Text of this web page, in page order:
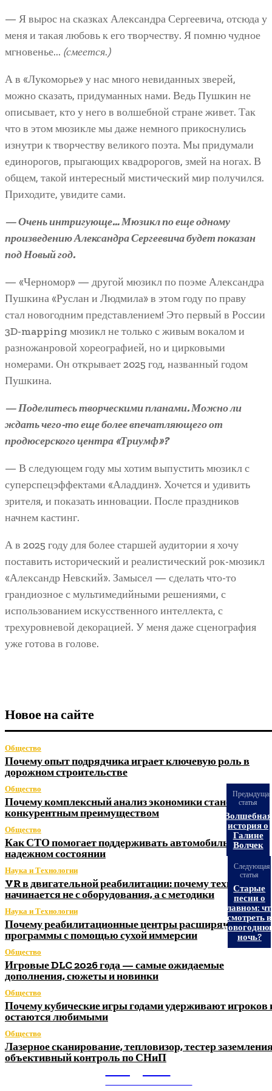
— Я вырос на сказках Александра Сергеевича, отсюда у
меня и такая любовь к его творчеству. Я помню чудное
мгновенье… (смеется.)
А в «Лукоморье» у нас много невиданных зверей,
можно сказать, придуманных нами. Ведь Пушкин не
описывает, кто у него в волшебной стране живет. Так
что в этом мюзикле мы даже немного прикоснулись
изнутри к творчеству великого поэта. Мы придумали
единорогов, прыгающих квадророгов, змей на ногах. В
общем, такой интересный мистический мир получился.
Приходите, увидите сами.
— Очень интригующе… Мюзикл по еще одному
произведению Александра Сергеевича будет показан
под Новый год.
— «Черномор» — другой мюзикл по поэме Александра
Пушкина «Руслан и Людмила» в этом году по праву
стал новогодним представлением! Это первый в России
3D-mapping мюзикл не только с живым вокалом и
разножанровой хореографией, но и цирковыми
номерами. Он открывает 2025 год, названный годом
Пушкина.
— Поделитесь творческими планами. Можно ли
ждать чего-то еще более впечатляющего от
продюсерского центра «Триумф»?
— В следующем году мы хотим выпустить мюзикл с
суперспецэффектами «Аладдин». Хочется и удивить
зрителя, и показать инновации. После праздников
начнем кастинг.
А в 2025 году для более старшей аудитории я хочу
поставить исторический и реалистический рок-мюзикл
«Александр Невский». Замысел — сделать что-то
грандиозное с мультимедийными решениями, с
использованием искусственного интеллекта, с
трехуровневой декорацией. У меня даже сценография
уже готова в голове.
Новое на сайте
Общество
Почему опыт подрядчика играет ключевую роль в
дорожном строительстве
Общество
Почему комплексный анализ экономики становится
конкурентным преимуществом
Общество
Как СТО помогает поддерживать автомобиль в
надежном состоянии
Наука и Технологии
VR в двигательной реабилитации: почему технология
начинается не с оборудования, а с методики
Наука и Технологии
Почему реабилитационные центры расширяют
программы с помощью сухой иммерсии
Общество
Игровые DLC 2026 года — самые ожидаемые
дополнения, сюжеты и новинки
Общество
Почему кубические игры годами удерживают игроков
остаются любимыми
Общество
Лазерное сканирование, тепловизор, тестер
объективный контроль по СНиП
Предыдущая
статья
Волшебная
история о
Галине
Волчек
Следующая
статья
Старые
песни о
главном:
смотреть в
ночь?